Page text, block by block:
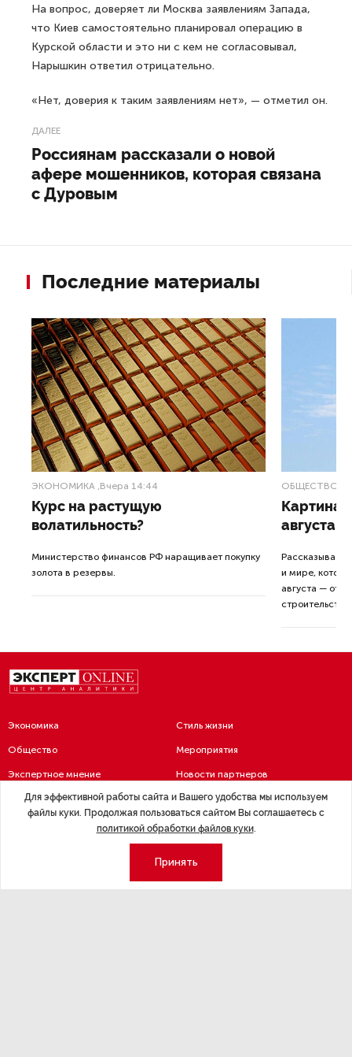
На вопрос, доверяет ли Москва заявлениям Запада,
что Киев самостоятельно планировал операцию в
Курской области и это ни с кем не согласовывал,
Нарышкин ответил отрицательно.
«Нет, доверия к таким заявлениям нет», — отметил он.
ДАЛЕЕ
Россиянам рассказали о новой
афере мошенников, которая связана
с Дуровым
Последние материалы
ЭКОНОМИКА ,Вчера 14:44
Курс на растущую
волатильность?
Министерство финансов РФ наращивает покупку
золота в резервы.
ОБЩЕСТВО
Картина
августа
Рассказываем
и мире,
августа — от
Экономика
Общество
Экспертное мнение
Аналитика
Стиль жизни
Мероприятия
Новости партнеров
Недвижимость
Премия «Эксперт года»
Аналитический центр
Для эффективной работы сайта и Вашего удобства мы используем
файлы куки. Продолжая пользоваться сайтом Вы соглашаетесь с
политикой обработки файлов куки.
Принять